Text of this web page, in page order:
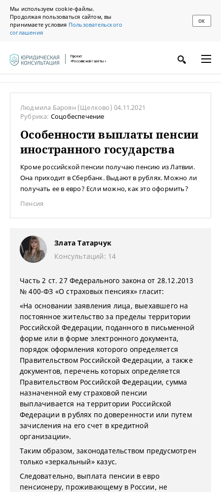
Мы используем cookie-файлы.
Продолжая пользоваться сайтом, вы
принимаете условия Пользовательского
соглашения
ОК
Проект
«Российской газеты»
Людмила Бароян (Щелково)04.11.2021
Рубрика: Соцобеспечение
Особенности выплаты пенсии
иностранного государства
Кроме российской пенсии получаю пенсию из Латвии.
Она приходит в Сбербанк. Выдают в рублях. Можно ли
получать ее в евро? Если можно, как это оформить?
Пенсия
Злата Татарчук
Консультаций: 14
Часть 2 ст. 27 Федерального закона от 28.12.2013
№ 400-ФЗ «О страховых пенсиях» гласит:
«На основании заявления лица, выехавшего на
постоянное жительство за пределы территории
Российской Федерации, поданного в письменной
форме или в форме электронного документа,
порядок оформления которого определяется
Правительством Российской Федерации, а также
документов, перечень которых определяется
Правительством Российской Федерации, сумма
назначенной ему страховой пенсии
выплачивается на территории Российской
Федерации в рублях по доверенности или путем
зачисления на его счет в кредитной
организации».
Таким образом, законодательством предусмотрен
только «зеркальный» казус.
Следовательно, выплата пенсии в евро
пенсионеру, проживающему в России, не